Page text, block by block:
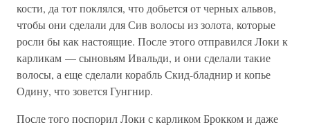
кости, да тот поклялся, что добьется от черных альвов,
чтобы они сделали для Сив волосы из золота, которые
росли бы как настоящие. После этого отправился Локи к
карликам — сыновьям Ивальди, и они сделали такие
волосы, а еще сделали корабль Скид-бладнир и копье
Одину, что зовется Гунгнир.
После того поспорил Локи с карликом Брокком и даже